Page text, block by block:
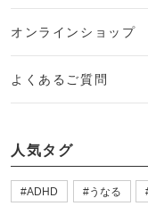
オンラインショップ
よくあるご質問
人気タグ
ADHD うなる